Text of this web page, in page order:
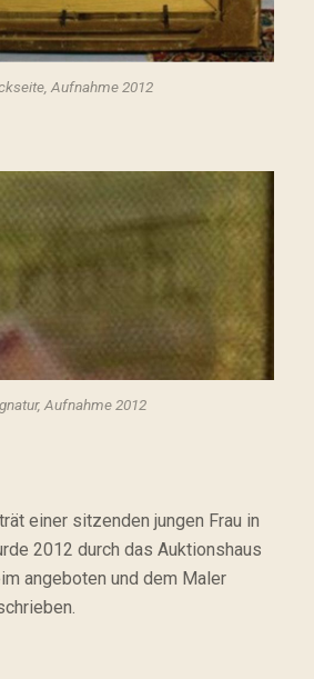
Aufnahme 2012
Aufnahme 2012
einer sitzenden jungen Frau in
2012 durch das Auktionshaus
angeboten und dem Maler